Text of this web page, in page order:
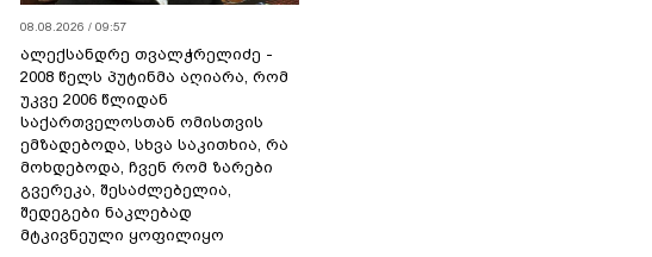
08.08.2026 / 09:57
ალექსანდრე თვალჭრელიძე -
2008 წელს პუტინმა აღიარა, რომ
უკვე 2006 წლიდან
საქართველოსთან ომისთვის
ემზადებოდა, სხვა საკითხია, რა
მოხდებოდა, ჩვენ რომ ზარები
გვერეკა, შესაძლებელია,
შედეგები ნაკლებად
მტკივნეული ყოფილიყო